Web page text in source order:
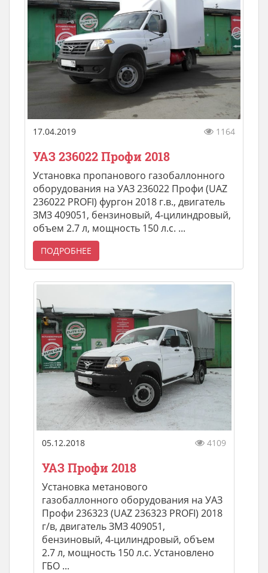
17.04.2019 1164
УАЗ 236022 Профи 2018
Установка пропанового газобаллонного
оборудования на УАЗ 236022 Профи (UAZ
236022 PROFI) фургон 2018 г.в., двигатель
ЗМЗ 409051, бензиновый, 4-цилиндровый,
объем 2.7 л, мощность 150 л.с. ...
ПОДРОБНЕЕ
05.12.2018 4109
УАЗ Профи 2018
Установка метанового
газобаллонного оборудования на УАЗ
Профи 236323 (UAZ 236323 PROFI) 2018
г/в, двигатель ЗМЗ 409051,
бензиновый, 4-цилиндровый, объем
2.7 л, мощность 150 л.с. Установлено
ГБО ...